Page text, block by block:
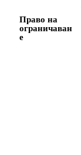
Право на
ограничаван
е